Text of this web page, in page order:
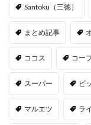
Santoku（三徳）
まとめ記事
ココス コー
スーパー ビ
マルエツ ラ